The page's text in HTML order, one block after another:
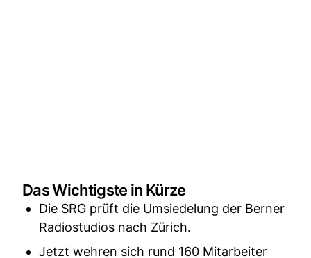
Das Wichtigste in Kürze
Die SRG prüft die Umsiedelung der Berner
Radiostudios nach Zürich.
Jetzt wehren sich rund 160 Mitarbeiter